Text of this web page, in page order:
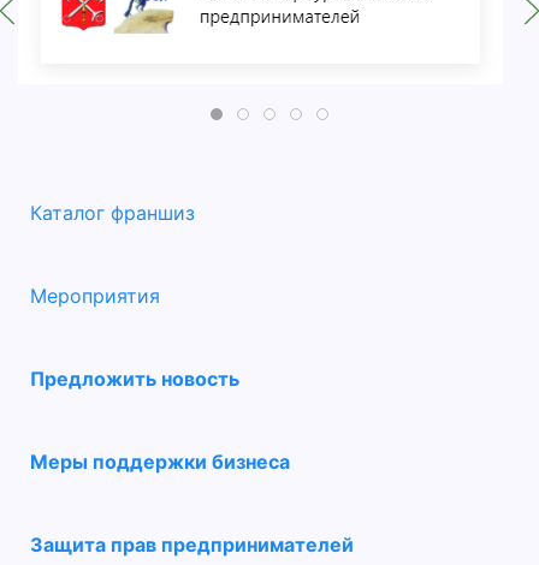
Каталог франшиз
Мероприятия
Предложить новость
Меры поддержки бизнеса
Защита прав предпринимателей